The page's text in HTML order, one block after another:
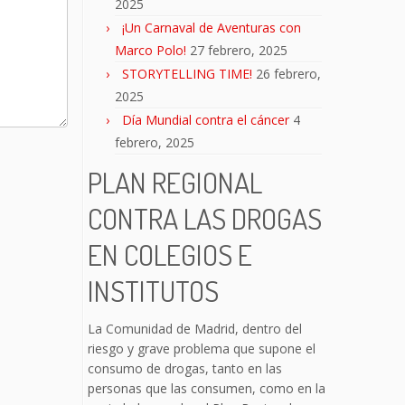
2025
¡Un Carnaval de Aventuras con
Marco Polo! 27 febrero, 2025
STORYTELLING TIME! 26 febrero,
2025
Día Mundial contra el cáncer 4
febrero, 2025
PLAN REGIONAL
CONTRA LAS DROGAS
EN COLEGIOS E
INSTITUTOS
La Comunidad de Madrid, dentro del
riesgo y grave problema que supone el
consumo de drogas, tanto en las
personas que las consumen, como en la